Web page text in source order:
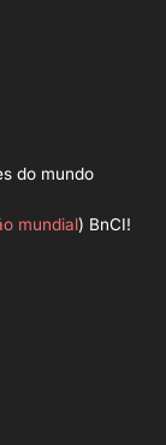
do mundo
mundial) BnCI!